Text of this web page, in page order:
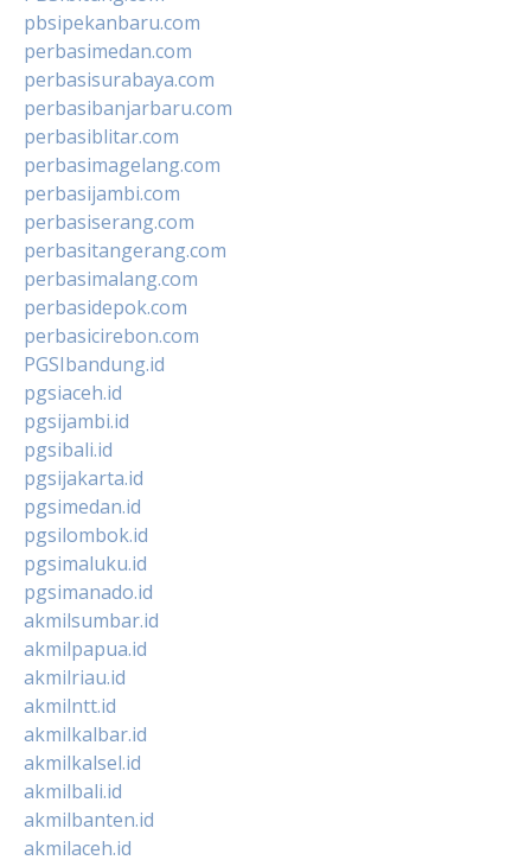
pbsipekanbaru.com
perbasimedan.com
perbasisurabaya.com
perbasibanjarbaru.com
perbasiblitar.com
perbasimagelang.com
perbasijambi.com
perbasiserang.com
perbasitangerang.com
perbasimalang.com
perbasidepok.com
perbasicirebon.com
PGSIbandung.id
pgsiaceh.id
pgsijambi.id
pgsibali.id
pgsijakarta.id
pgsimedan.id
pgsilombok.id
pgsimaluku.id
pgsimanado.id
akmilsumbar.id
akmilpapua.id
akmilriau.id
akmilntt.id
akmilkalbar.id
akmilkalsel.id
akmilbali.id
akmilbanten.id
akmilaceh.id